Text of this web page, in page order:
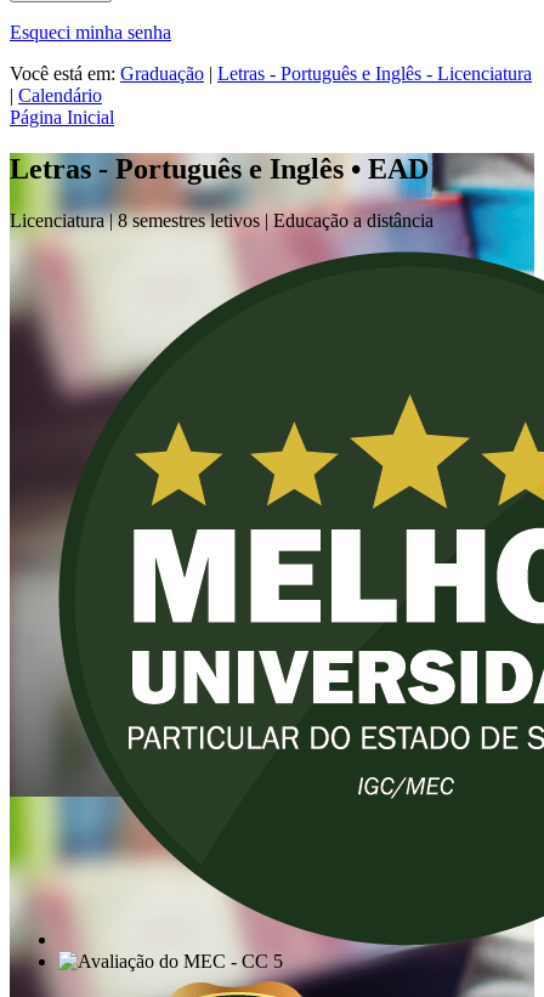
Esqueci minha senha
Você está em: Graduação | Letras - Português e Inglês - Licenciatura
| Calendário
Página Inicial
Letras - Português e Inglês • EAD
Licenciatura |8 semestres letivos | Educação a distância